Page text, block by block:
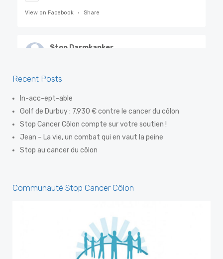
View on Facebook · Share
Stop Darmkanker
Steven De Smet, ook gekend als 'De Flik', weet als
Dankzij een eenvoudige preventiev
... See More
View on Facebook · Share
Stop Darmkanker
5 days ago
Thérèse Colemont, de tante van onze dr. Luc
Colemont, werd uitgeroepen tot een van de 50
Recent Posts
In-acc-ept-able
Golf de Durbuy : 7.930 € contre le cancer du côlon
Stop Cancer Côlon compte sur votre soutien !
Jean – La vie, un combat qui en vaut la peine
Stop au cancer du côlon
Communauté Stop Cancer Côlon